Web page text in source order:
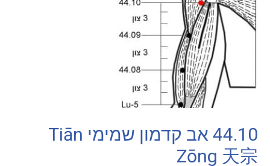
白
44.10 אב קדמון שמימי Tiān
Zōng 天宗